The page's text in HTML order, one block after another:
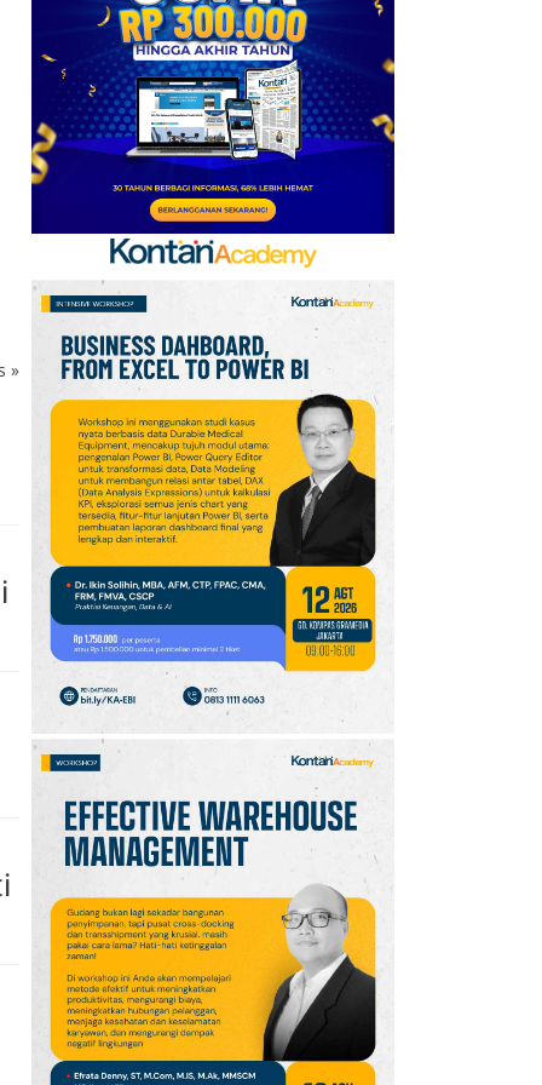
»
Mobile Update 7 Agustus
2026: Klaim Ribuan
Gems Gratis!
7
FIFA Akhirnya Cairkan
Hadiah Timnas Yordania
yang Tertunda 8 Bulan
Promo Alfamart Murah
Banget 7–13 Agustus
2026, Sunlight hingga
Bebelac Diskon
9
Promo JSM Alfamart 7–
9 Agustus 2026, Minyak
Goreng 2 Liter Mulai
Rp41.500
10 Klasemen Grup A Piala
AFF 2026: Ini Skenario
Indonesia Lolos ke
Semifinal